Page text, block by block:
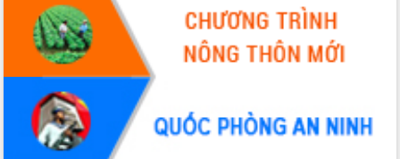
Du lịch Đắk Lắk nâng tầm trải nghiệm
du khách thông qua Hệ thống cơ sở dữ
liệu và Bản đồ số
Tập huấn ứng dụng trí tuệ nhân tạo (AI)
trong thương mại điện tử năm 2026
Đoàn đại biểu Quốc hội tỉnh Đắk Lắk
trao đổi thông tin trước Kỳ họp thứ
nhất, Quốc hội khóa XVI